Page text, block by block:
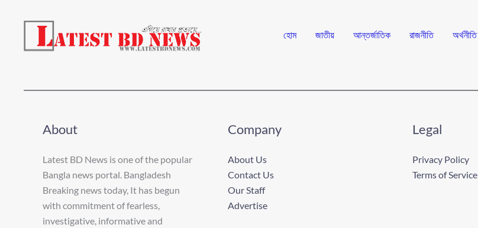
হোম জাতীয় আন্তর্জাতিক রাজনীতি অর্থনীতি
About
Latest BD News is one of the popular
Bangla news portal. Bangladesh
Breaking news today, It has begun
with commitment of fearless,
investigative, informative and
Company
About Us
Contact Us
Our Staff
Advertise
Legal
Privacy Policy
Terms of Service